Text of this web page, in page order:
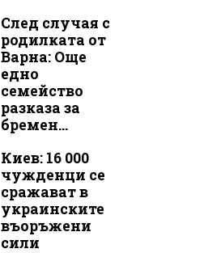
След случая с
родилката от
Варна: Още
едно
семейство
разказа за
бремен...
Киев: 16 000
чужденци се
сражават в
украинските
въоръжени
сили